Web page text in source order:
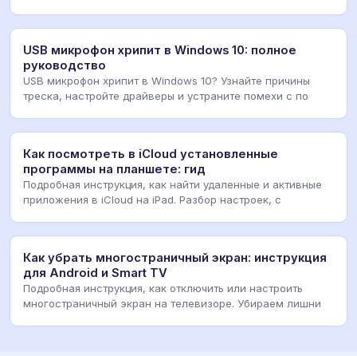
USB микрофон хрипит в Windows 10: полное
руководство
USB микрофон хрипит в Windows 10? Узнайте причины
треска, настройте драйверы и устраните помехи с по
Как посмотреть в iCloud установленные
программы на планшете: гид
Подробная инструкция, как найти удаленные и активные
приложения в iCloud на iPad. Разбор настроек, с
Как убрать многостраничный экран: инструкция
для Android и Smart TV
Подробная инструкция, как отключить или настроить
многостраничный экран на телевизоре. Убираем лишни